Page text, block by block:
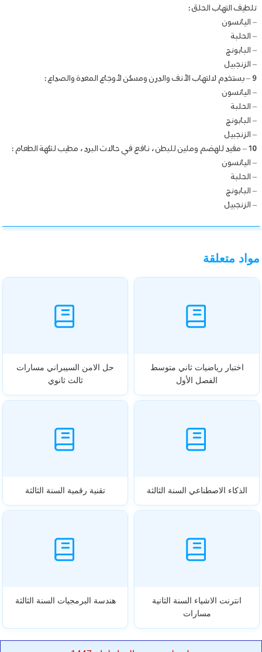
تلطيف التهاب الحلق :
– اليانسون
– الحلبة
– البابونج
– الزنجبيل
9 – يستخدم لالتهاب الأنف والدرن ومسكن لأوجاع المعدة والصداع :
– اليانسون
– الحلبة
– البابونج
– الزنجبيل
10 – مفيد للهضم وملين للبطن ، نافع في حالات البرد ، مطيب لنكهة الطعام :
– اليانسون
– الحلبة
– البابونج
– الزنجبيل
مواد متعلقة
اختبار رياضيات ثاني متوسط
الفصل الأول
حل الامن السيبراني مسارات
ثالث ثانوي
الذكاء الاصطناعي السنة الثالثة تقنية رقمية السنة الثالثة
انترنت الاشياء السنة الثانية
مسارات
هندسة البرمجيات السنة الثالثة